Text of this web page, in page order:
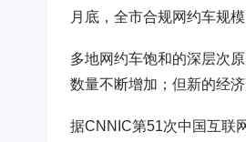
月底，全市合规网约车规
多地网约车饱和的深层次
数量不断增加；但新的经
据CNNIC第51次中国互联